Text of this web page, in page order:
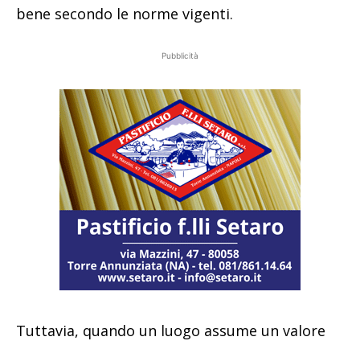
bene secondo le norme vigenti.
Pubblicità
Tuttavia, quando un luogo assume un valore